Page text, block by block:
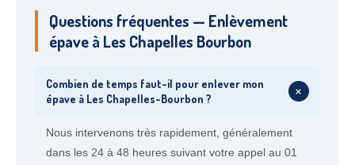
Questions fréquentes — Enlèvement
épave à Les Chapelles Bourbon
Combien de temps faut-il pour enlever mon
épave à Les Chapelles-Bourbon ?
+
Nous intervenons très rapidement, généralement
dans les 24 à 48 heures suivant votre appel au 01